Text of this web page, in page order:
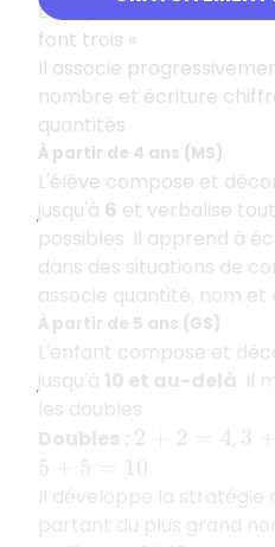
Exemple
font trois »
Il associe
nombre et écriture
quantités.
À partir de 4 ans (MS)
L'élève compose et
jusqu'à 6 et verbalise
possibles. Il apprend à
dans des situations de
associe quantité, nom
À partir de 5 ans (GS)
L'enfant compose et
jusqu'à 10 et au-delà . Il
les doubles.
Doubles : 2 =4 , 3+
5
=10